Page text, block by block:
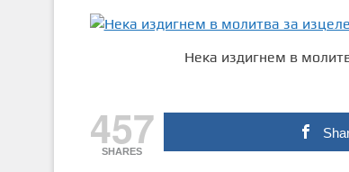
Нека издигнем в
457
SHARES